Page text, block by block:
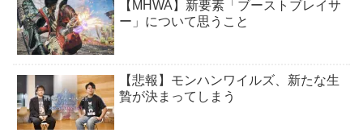
【MHWA】新要素「ブーストブレイサ
ー」について思うこと
【悲報】モンハンワイルズ、新たな生
贄が決まってしまう